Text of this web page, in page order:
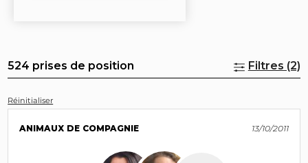
524 prises de position
Réinitialiser
Filtres (2)
ANIMAUX DE COMPAGNIE 13/10/2011